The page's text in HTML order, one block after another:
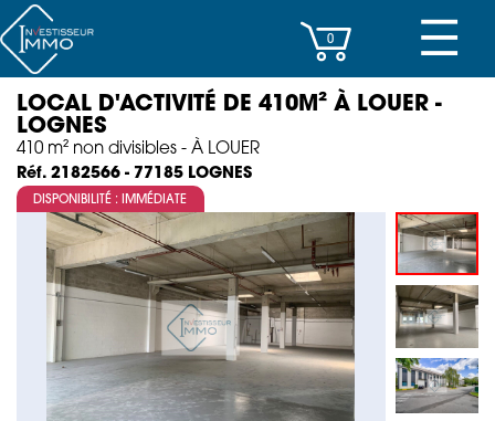
CENTRES D’AFFAIRES
IMMEUBLES DE RAPPORT
PROPERTY MANAGEMENT
PROGRAMMES NEUFS
INVESTISSEMENT
SOCIÉTÉ
☰
0
LOCAL D'ACTIVITÉ DE 410M² À LOUER -
LOGNES
410 m² non divisibles - À LOUER
Réf. 2182566 - 77185 LOGNES
DISPONIBILITÉ : IMMÉDIATE